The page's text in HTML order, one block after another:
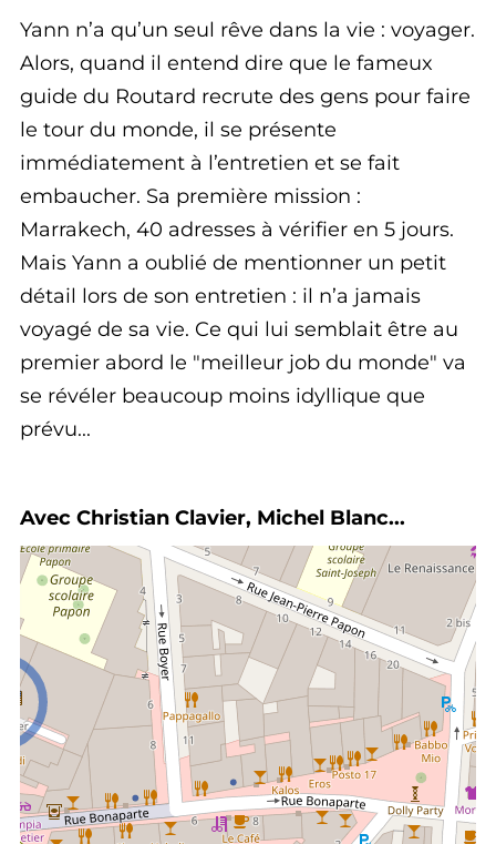
Yann n’a qu’un seul rêve dans la vie : voyager.
Alors, quand il entend dire que le fameux
guide du Routard recrute des gens pour faire
le tour du monde, il se présente
immédiatement à l’entretien et se fait
embaucher. Sa première mission :
Marrakech, 40 adresses à vérifier en 5 jours.
Mais Yann a oublié de mentionner un petit
détail lors de son entretien : il n’a jamais
voyagé de sa vie. Ce qui lui semblait être au
premier abord le "meilleur job du monde" va
se révéler beaucoup moins idyllique que
prévu...
Avec Christian Clavier, Michel Blanc...